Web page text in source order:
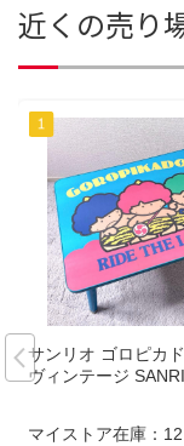
近くの売り
サンリオ ゴロピカ
ヴィンテージ
マイストア在庫： 12